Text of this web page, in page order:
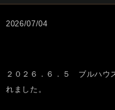
2026/07/04
２０２６．６．５ ブルハウ
れました。